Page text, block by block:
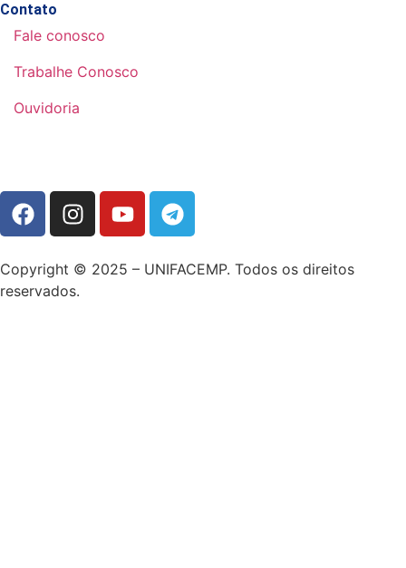
Contato
Fale conosco
Trabalhe Conosco
Ouvidoria
Copyright © 2025 – UNIFACEMP. Todos os direitos
reservados.